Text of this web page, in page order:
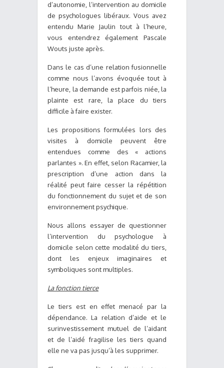
d’autonomie, l’intervention au domicile
de psychologues libéraux. Vous avez
entendu Marie Jaulin tout à l’heure,
vous entendrez également Pascale
Wouts juste après.
Dans le cas d’une relation fusionnelle
comme nous l’avons évoquée tout à
l’heure, la demande est parfois niée, la
plainte est rare, la place du tiers
difficile à faire exister.
Les propositions formulées lors des
visites à domicile peuvent être
entendues comme des « actions
parlantes ». En effet, selon Racamier, la
prescription d’une action dans la
réalité peut faire cesser la répétition
du fonctionnement du sujet et de son
environnement psychique.
Nous allons essayer de questionner
l’intervention du psychologue à
domicile selon cette modalité du tiers,
dont les enjeux imaginaires et
symboliques sont multiples.
La fonction tierce
Le tiers est en effet menacé par la
dépendance. La relation d’aide et le
surinvestissement mutuel de l’aidant
et de l’aidé fragilise les tiers quand
elle ne va pas jusqu’à les supprimer.